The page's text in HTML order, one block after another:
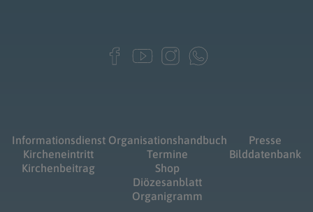
Informationsdienst
Kircheneintritt
Kirchenbeitrag
Organisationshandbuch
Termine
Shop
Diözesanblatt
Organigramm
Presse
Bilddatenbank